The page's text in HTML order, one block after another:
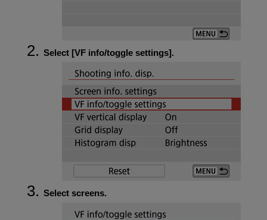
Select [VF info/toggle settings].
Select screens.